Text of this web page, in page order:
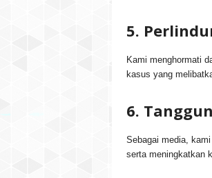
5.
Kami menghormati
kasus yang
6.
Sebagai media,
serta meningkatkan